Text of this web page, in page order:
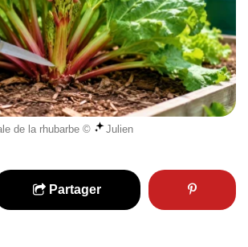
de la rhubarbe © Julien
Partager